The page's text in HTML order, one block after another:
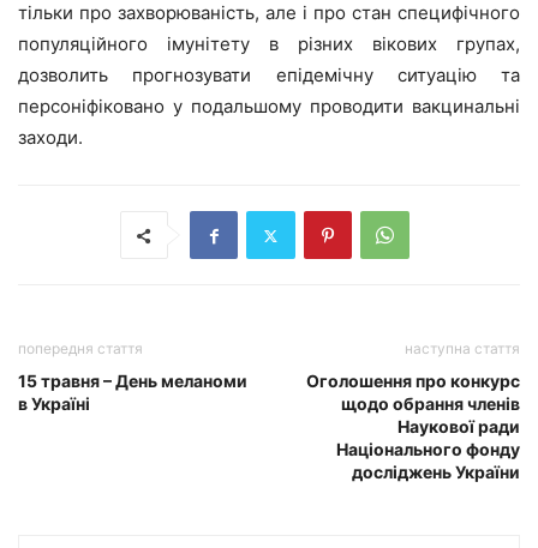
тільки про захворюваність, але і про стан специфічного
популяційного імунітету в різних вікових групах,
дозволить прогнозувати епідемічну ситуацію та
персоніфіковано у подальшому проводити вакцинальні
заходи.
попередня стаття
15 травня – День меланоми
в Україні
наступна стаття
Оголошення про конкурс
щодо обрання членів
Наукової ради
Національного фонду
досліджень України